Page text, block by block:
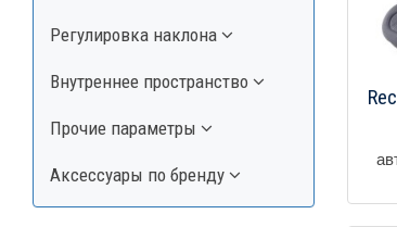
Регулировка наклона
Внутреннее пространство
Прочие параметры
Аксессуары по бренду